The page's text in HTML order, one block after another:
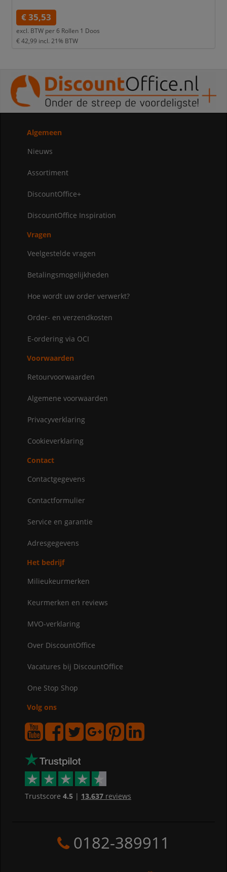
€ 35,53
excl. BTW per6 Rollen 1 Doos
€ 42,99 incl. 21% BTW
Algemeen
Nieuws
Assortiment
DiscountOffice+
DiscountOffice Inspiration
Vragen
Veelgestelde vragen
Betalingsmogelijkheden
Hoe wordt uw order verwerkt?
Order- en verzendkosten
E-ordering via OCI
Voorwaarden
Retourvoorwaarden
Algemene voorwaarden
Privacyverklaring
Cookieverklaring
Contact
Contactgegevens
Contactformulier
Service en garantie
Adresgegevens
Het bedrijf
Milieukeurmerken
Keurmerken en reviews
MVO-verklaring
Over DiscountOffice
Vacatures bij DiscountOffice
One Stop Shop
Volg ons
Trustscore 4.5| 13.637reviews
0182-389911